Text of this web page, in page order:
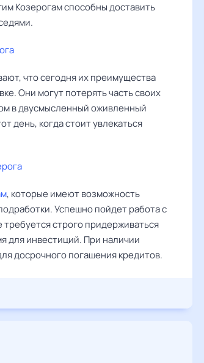
Козерогам способны доставить
что сегодня их преимущества
Они могут потерять часть своих
в двусмысленный оживленный
день, когда стоит увлекаться
, которые имеют возможность
Успешно пойдет работа с
строго придерживаться
для инвестиций. При наличии
досрочного погашения кредитов.